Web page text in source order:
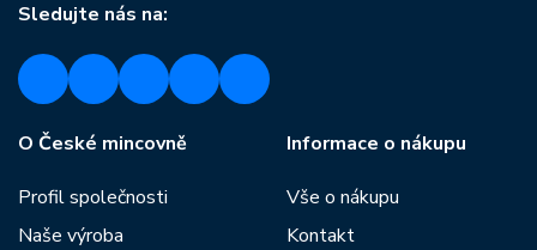
Sledujte nás na:
O České mincovně
Profil společnosti
Naše výroba
Informace o nákupu
Vše o nákupu
Kontakt